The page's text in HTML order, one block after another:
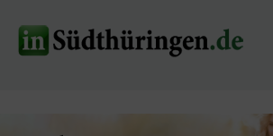
Inhalt
springen